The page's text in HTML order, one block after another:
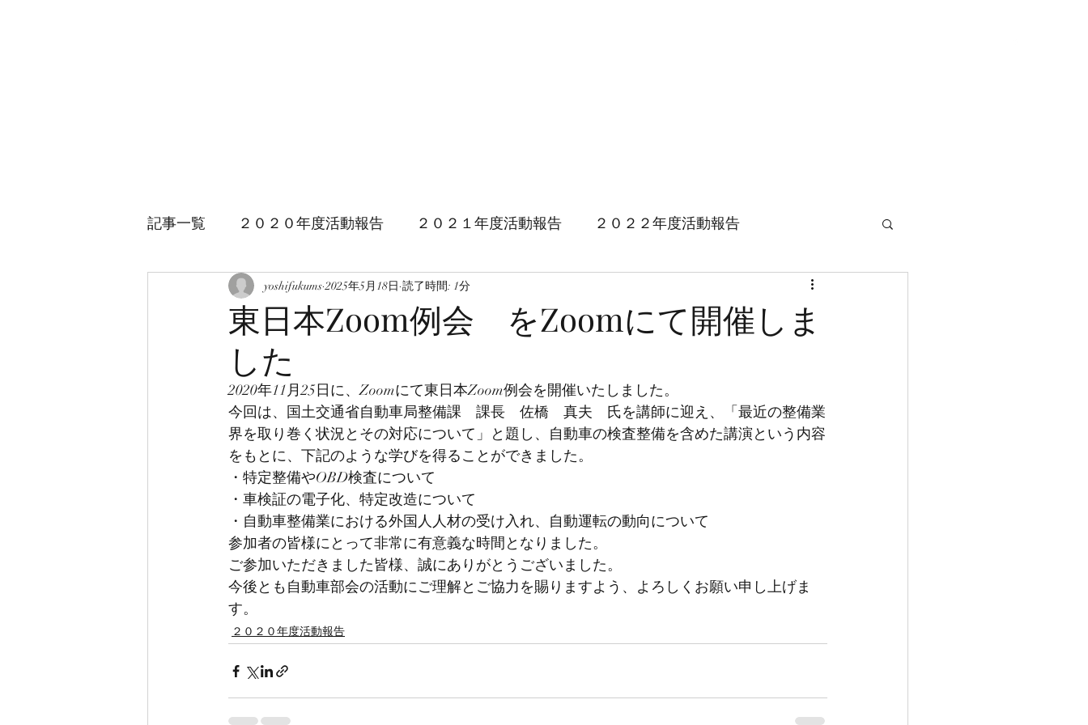
記事一覧 ２０２０年度活動報告 ２０２１年度活動報告 ２０２２年度活動報告
２０２３年度活動報告 ２０２４年度活動報告
東日本Zoom例会 をZoomにて開催しま
した
yoshifukums 2025年5月18日 読了時間: 1分
2020年11月25日に、Zoomにて東日本Zoom例会を開催いたしました。
今回は、国土交通省自動車局整備課　課長　佐橋　真夫　氏を講師に迎え、「最近の整備業
界を取り巻く状況とその対応について」と題し、自動車の検査整備を含めた講演という内容
をもとに、下記のような学びを得ることができました。
・特定整備やOBD検査について
・車検証の電子化、特定改造について
・自動車整備業における外国人人材の受け入れ、自動運転の動向について
参加者の皆様にとって非常に有意義な時間となりました。
ご参加いただきました皆様、誠にありがとうございました。
今後とも自動車部会の活動にご理解とご協力を賜りますよう、よろしくお願い申し上げま
す。
２０２０年度活動報告